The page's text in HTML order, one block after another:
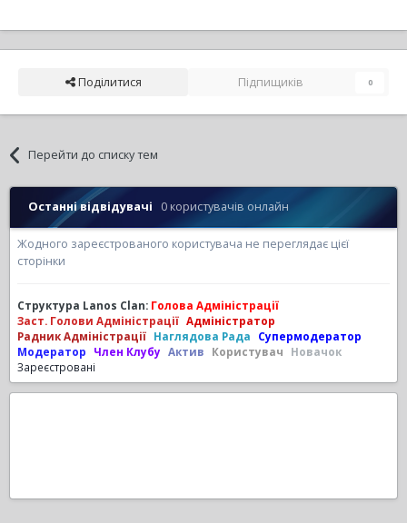
Поділитися Підпищиків 0
Перейти до списку тем
Останні відвідувачі 0 користувачів онлайн
Жодного зареєстрованого користувача не переглядає цієї
сторінки
Структура Lanos Clan: Голова Адміністрації
Заст. Голови Адміністрації Адміністратор
Радник Адміністрації Наглядова Рада
Супермодератор
Модератор
Член Клубу Актив Користувач
Новачок
Зареєстровані